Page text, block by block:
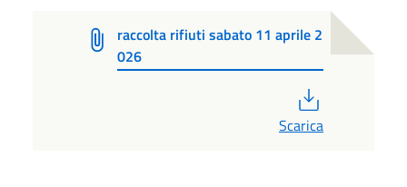
raccolta rifiuti sabato 11 aprile 2
026
Scarica